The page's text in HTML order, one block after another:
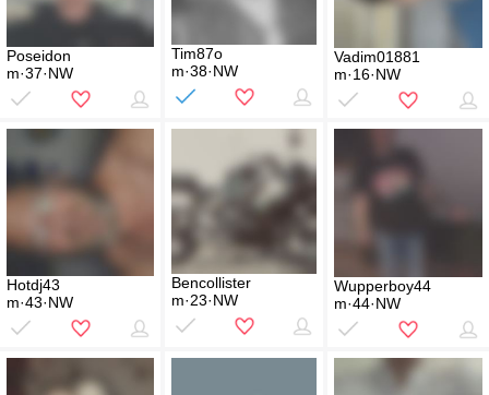
Poseidon
m·37·NW
Tim87o
m·38·NW
Vadim01881
m·16·NW
Hotdj43
m·43·NW
Bencollister
m·23·NW
Wupperboy44
m·44·NW